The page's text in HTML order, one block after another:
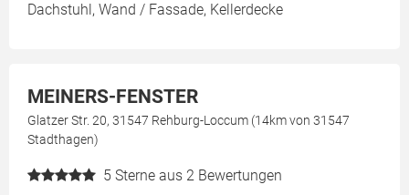
Dachstuhl, Wand / Fassade, Kellerdecke
MEINERS-FENSTER
Glatzer Str. 20, 31547 Rehburg-Loccum (14km von 31547
Stadthagen)
5 Sterne aus 2 Bewertungen